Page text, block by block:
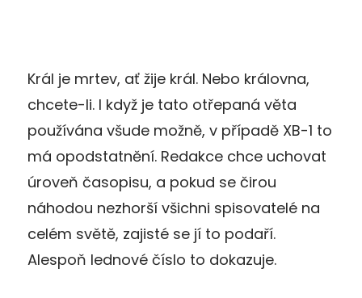
Král je mrtev, ať žije král. Nebo královna,
chcete-li. I když je tato otřepaná věta
používána všude možně, v případě XB-1 to
má opodstatnění. Redakce chce uchovat
úroveň časopisu, a pokud se čirou
náhodou nezhorší všichni spisovatelé na
celém světě, zajisté se jí to podaří.
Alespoň lednové číslo to dokazuje.